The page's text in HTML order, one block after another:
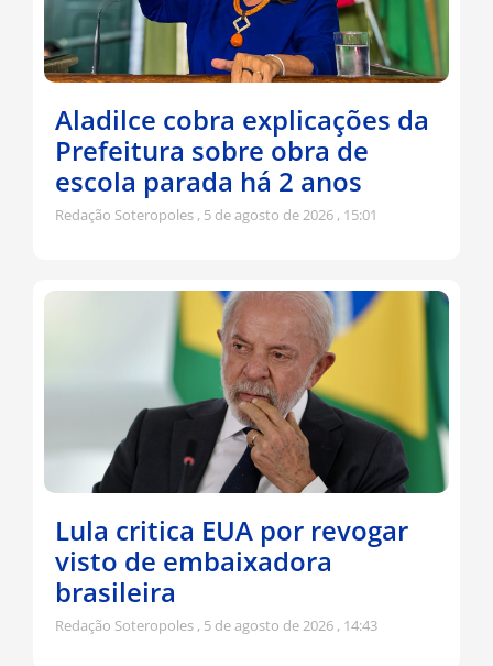
Aladilce cobra explicações da
Prefeitura sobre obra de
escola parada há 2 anos
Redação Soteropoles 5 de agosto de 2026 15:01
Lula critica EUA por revogar
visto de embaixadora
brasileira
Redação Soteropoles 5 de agosto de 2026 14:43